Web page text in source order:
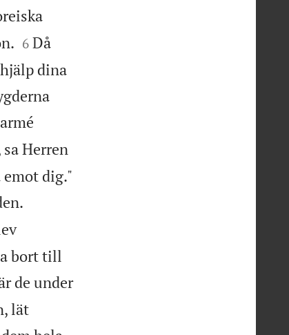

6 Då
dina
Herren
emot dig."

bort till
de under
lät